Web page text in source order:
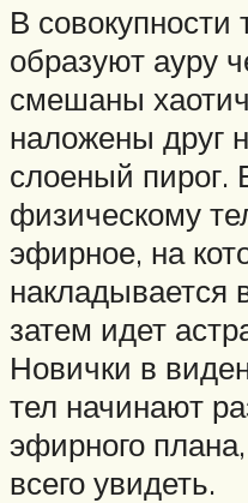
В совокупности
образуют ауру
смешаны
наложены друг
слоеный пирог.
физическому
эфирное, на
накладывается
затем идет
Новички в
тел начинают
эфирного
всего увидеть.